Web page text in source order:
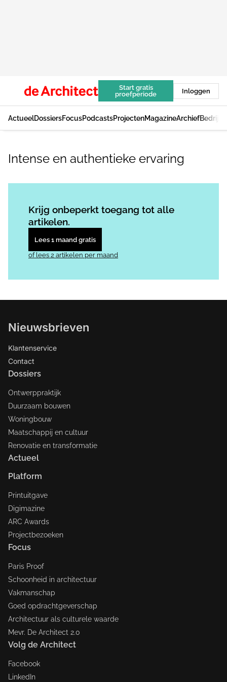
Start gratis
proefperiode
Inloggen
ActueelDossiersFocusPodcastsProjectenMagazineArchief
Intense en authentieke ervaring
Krijg onbeperkt toegang tot alle
artikelen.
Lees 1 maand gratis
of lees 2 artikelen per maand
Nieuwsbrieven
Klantenservice
Contact
Dossiers
Ontwerppraktijk
Duurzaam bouwen
Woningbouw
Maatschappij en cultuur
Renovatie en transformatie
Actueel
Platform
Printuitgave
Digimazine
ARC Awards
Projectbezoeken
Focus
Paris Proof
Schoonheid in architectuur
Vakmanschap
Goed opdrachtgeverschap
Architectuur als culturele waarde
Mevr. De Architect 2.0
Volg de Architect
Facebook
LinkedIn